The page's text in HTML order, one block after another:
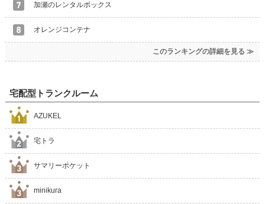
加瀬のレンタルボックス
オレンジコンテナ
このランキングの詳細を見る ≫
宅配型トランクルーム
AZUKEL
宅トラ
サマリーポケット
minikura